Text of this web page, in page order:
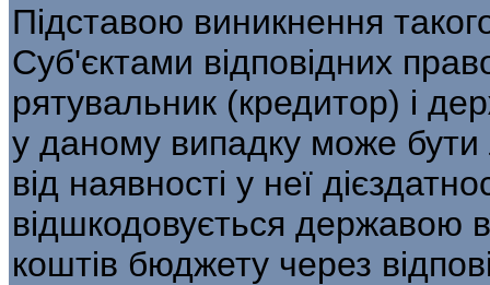
Підставою виникнення
Суб'єктами відповідних
рятувальник (кредитор) і
у даному випадку може
від наявності у неї
відшкодовується державою
коштів бюджету через